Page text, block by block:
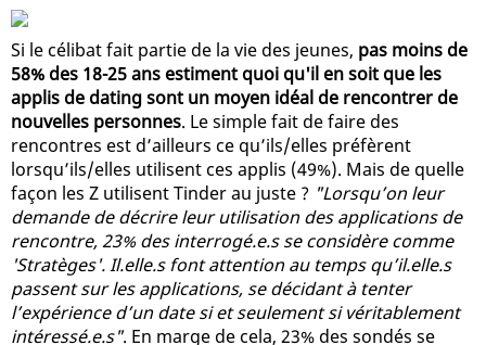
Si le célibat fait partie de la vie des jeunes, pas moins de
58% des 18-25 ans estiment quoi qu'il en soit que les
applis de dating sont un moyen idéal de rencontrer de
nouvelles personnes. Le simple fait de faire des
rencontres est d’ailleurs ce qu’ils/elles préfèrent
lorsqu’ils/elles utilisent ces applis (49%). Mais de quelle
façon les Z utilisent Tinder au juste ? "Lorsqu’on leur
demande de décrire leur utilisation des applications de
rencontre, 23% des interrogé.e.s se considère comme
'Stratèges'. Il.elle.s font attention au temps qu’il.elle.s
passent sur les applications, se décidant à tenter
l’expérience d’un date si et seulement si véritablement
intéressé.e.s". En marge de cela, 23% des sondés se